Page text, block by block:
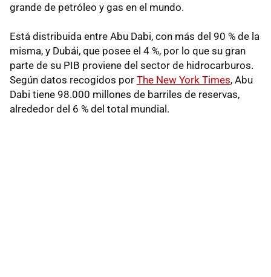
grande de petróleo y gas en el mundo.
Está distribuida entre Abu Dabi, con más del 90 % de la
misma, y Dubái, que posee el 4 %, por lo que su gran
parte de su PIB proviene del sector de hidrocarburos.
Según datos recogidos por The New York Times, Abu
Dabi tiene 98.000 millones de barriles de reservas,
alrededor del 6 % del total mundial.